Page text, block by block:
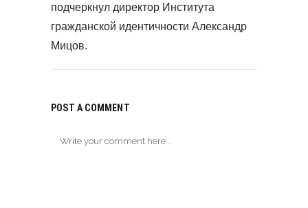
подчеркнул директор Института
гражданской идентичности Александр
Мицов.
POST A COMMENT